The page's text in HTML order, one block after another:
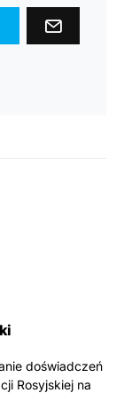
doświadczeń
Rosyjskiej na